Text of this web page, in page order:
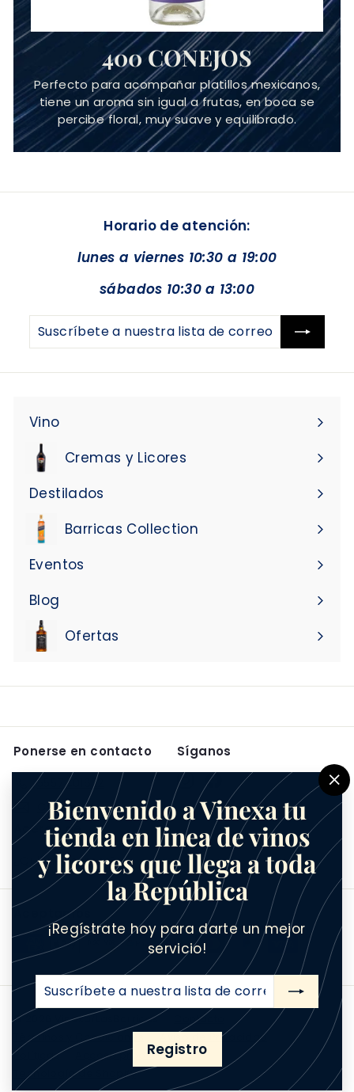
Bienvenido a Vinexa tu
tienda en linea de vinos
y licores que llega a toda
la República
¡Regístrate hoy para darte un mejor
servicio!
Suscríbete
nuestra
lista
de
correo
Suscribir
Registro
400 CONEJOS
Perfecto para acompañar platillos mexicanos,
tiene un aroma sin igual a frutas, en boca se
percibe floral, muy suave y equilibrado.
Horario de atención:
lunes a viernes 10:30 a 19:00
sábados 10:30 a 13:00
Suscríbete
correo
Suscribir
Vino
Expandir
menúCremas y Licores
Expandir
menú
Destilados
Expandir
menúBarricas Collection
Eventos
Blog
Ofertas
Ponerse en contacto
5557401622
Contacto
Síganos
Instagram
Facebook
Acerca de
¿Quienes somos?
Aceptamos
© 2026 Vinexa/LasBarricas
Contacto
Términos y Condiciones
Aviso de Privacidad
Políticas
Acceso proovedores
Tecnología de Shopify